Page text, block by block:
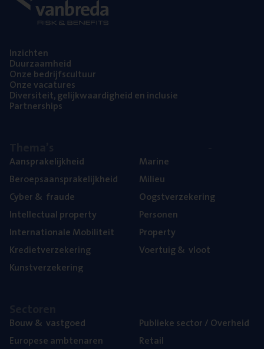
Inzich­ten
Duur­zaam­heid
Onze bedrijfs­cul­tuur
Onze vaca­tu­res
Diver­si­teit, gelijk­waar­dig­heid en inclusie
Part­ner­ships
Aan­spra­ke­lijk­heid
Beroeps­aan­spra­ke­lijk­heid
Cyber& fraude
Intel­lec­tu­al property
Inter­na­ti­o­na­le Mobiliteit
Kre­diet­ver­ze­ke­ring
Kunst­ver­ze­ke­ring
Mari­ne
Mili­eu
Oogst­ver­ze­ke­ring
Per­so­nen
Pro­per­ty
Voer­tuig& vloot
Bouw& vastgoed
Euro­pe­se ambtenaren
Publie­ke sec­tor / Overheid
Retail